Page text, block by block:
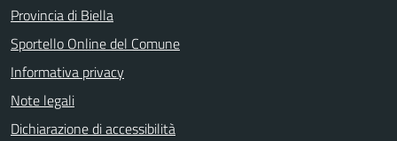
Provincia di Biella
Sportello Online del Comune
Informativa privacy
Note legali
Dichiarazione di accessibilità